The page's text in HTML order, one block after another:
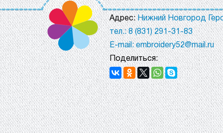
Адрес:Нижний Новгород
тел.: 8 (831) 291-31-83
E-mail: embroidery52@mail.ru
Поделиться: